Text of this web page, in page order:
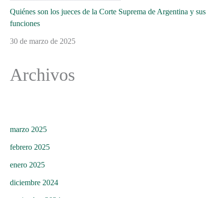
Quiénes son los jueces de la Corte Suprema de Argentina y sus
funciones
30 de marzo de 2025
Archivos
marzo 2025
febrero 2025
enero 2025
diciembre 2024